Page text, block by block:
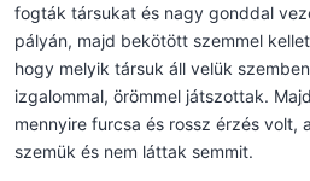
fogták társukat és nagy gonddal
pályán, majd bekötött szemmel
hogy melyik társuk áll velük
izgalommal, örömmel játszottak.
mennyire furcsa és rossz érzés volt,
szemük és nem láttak semmit.